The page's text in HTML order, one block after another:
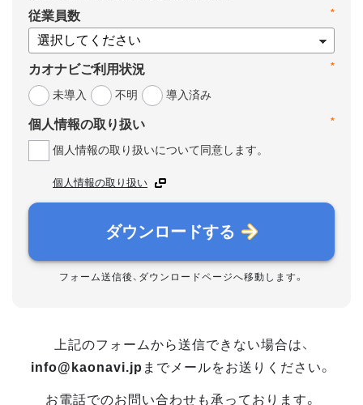
*
従業員数
*
カオナビご利用状況
未導入
不明 導入済み
*
個人情報の取り扱い
個人情報の取り扱いについて同意します。
個人情報の取り扱い
ダウンロードする
フォーム送信後、ダウンロードページへ移動します。
上記のフォームから送信できない場合は、
info@kaonavi.jp までメールをお送りください。
お電話でのお問い合わせも承っております。